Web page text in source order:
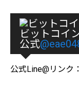
ビットコイ
公式
公式Line@リンク：